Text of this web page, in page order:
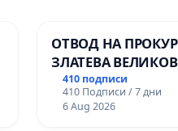
ОТВОД НА
ЗЛАТЕВА
ДОБРИЧ
410 подписи
410 Подписи / 7 дни
6 Aug 2026